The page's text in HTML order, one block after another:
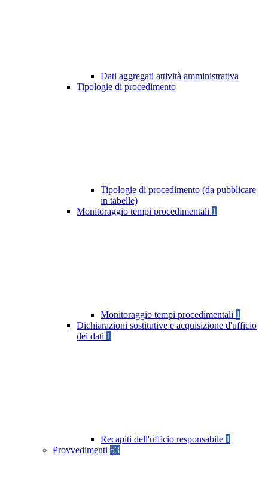
Dati aggregati attività amministrativa
Tipologie di procedimento
Tipologie di procedimento (da pubblicare
in tabelle)
Monitoraggio tempi procedimentali 1
Monitoraggio tempi procedimentali 1
Dichiarazioni sostitutive e acquisizione d'ufficio
dei dati 1
Recapiti dell'ufficio responsabile 1
Provvedimenti 53